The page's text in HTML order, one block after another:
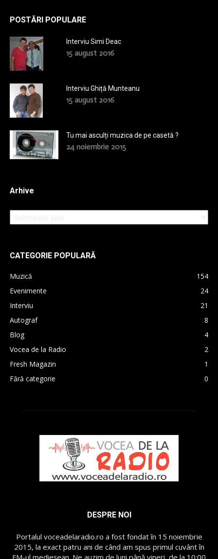
POSTĂRI POPULARE
Interviu Simi Deac
15 august 2016
Interviu Ghiță Munteanu
15 august 2016
Tu mai asculți muzica de pe casetă ?
24 noiembrie 2015
Arhive
Arhive
CATEGORIE POPULARĂ
Muzică
154
Evenimente
24
Interviu
21
Autograf
8
Blog
4
Vocea de la Radio
2
Fresh Magazin
1
Fără categorie
0
DESPRE NOI
Portalul voceadelaradio.ro a fost fondat în 15 noiembrie
2015, la exact patru ani de când am spus primul cuvânt în
FM-ul medieșean. Ne auzim de luni până vineri, de la 10:00